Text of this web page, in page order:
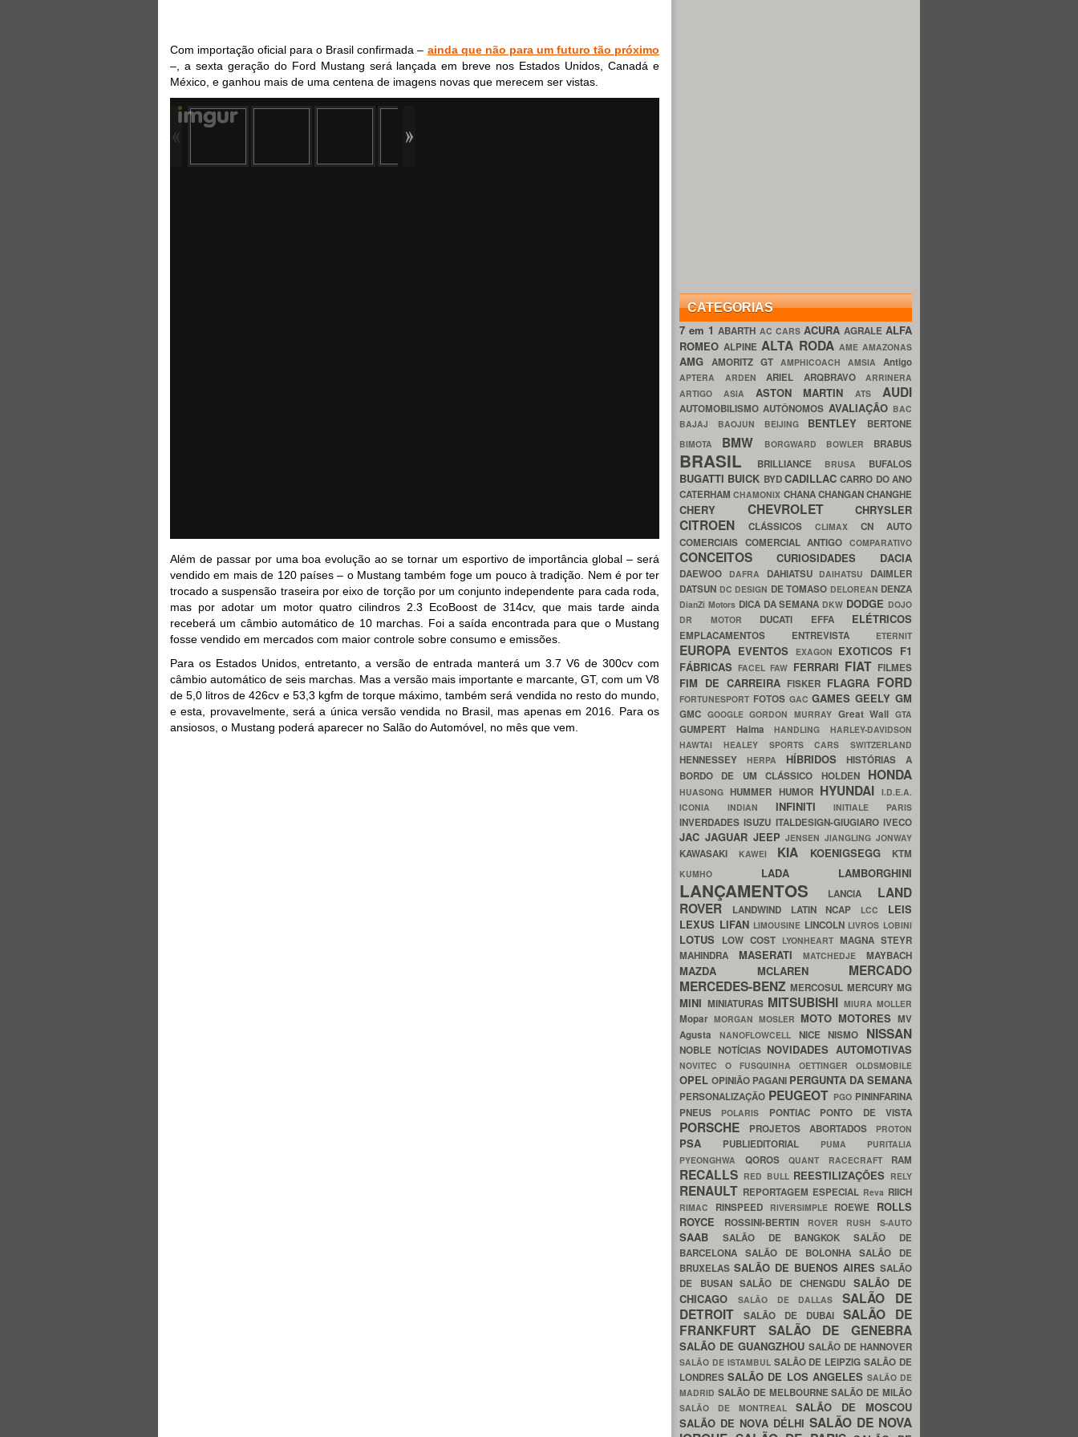
Com importação oficial para o Brasil confirmada – ainda que não para um futuro tão próximo
–, a sexta geração do Ford Mustang será lançada em breve nos Estados Unidos, Canadá e
México, e ganhou mais de uma centena de imagens novas que merecem ser vistas.
Além de passar por uma boa evolução ao se tornar um esportivo de importância global – será
vendido em mais de 120 países – o Mustang também foge um pouco à tradição. Nem é por ter
trocado a suspensão traseira por eixo de torção por um conjunto independente para cada roda,
mas por adotar um motor quatro cilindros 2.3 EcoBoost de 314cv, que mais tarde ainda
receberá um câmbio automático de 10 marchas. Foi a saída encontrada para que o Mustang
fosse vendido em mercados com maior controle sobre consumo e emissões.
Para os Estados Unidos, entretanto, a versão de entrada manterá um 3.7 V6 de 300cv com
câmbio automático de seis marchas. Mas a versão mais importante e marcante, GT, com um V8
de 5,0 litros de 426cv e 53,3 kgfm de torque máximo, também será vendida no resto do mundo,
e esta, provavelmente, será a única versão vendida no Brasil, mas apenas em 2016. Para os
ansiosos, o Mustang poderá aparecer no Salão do Automóvel, no mês que vem.
CATEGORIAS
7 em 1ABARTH AC CARS ACURA AGRALE ALFA
ROMEOALPINEALTA RODA AME AMAZONAS
AMG AMORITZ GT AMPHICOACH AMSIA Antigo
APTERA ARDEN ARIEL ARQBRAVO ARRINERA
ARTIGO ASIA ASTON MARTINATS AUDI
AUTOMOBILISMOAUTÔNOMOS AVALIAÇÃO BAC
BAJAJ BAOJUN BEIJING BENTLEY BERTONE
BIMOTA BMW BORGWARD BOWLER BRABUS
BRASIL BRILLIANCE BRUSA BUFALOS
BUGATTI BUICK BYDCADILLACCARRO DO ANO
CATERHAMCHAMONIX CHANACHANGANCHANGHE
CHERY CHEVROLET CHRYSLER
CITROEN CLÁSSICOS CLIMAX CN AUTO
COMERCIAIS COMERCIAL ANTIGOCOMPARATIVO
CONCEITOS CURIOSIDADES DACIA
DAEWOO DAFRA DAHIATSU DAIHATSU DAIMLER
DATSUN DC DESIGN DE TOMASO DELOREAN DENZA
DianZi Motors DICA DA SEMANA DKW DODGE DOJO
DR MOTOR DUCATI EFFA ELÉTRICOS
EMPLACAMENTOS ENTREVISTA ETERNIT
EUROPA EVENTOS EXAGON EXOTICOS F1
FÁBRICASFACELFAW FERRARI FIAT FILMES
FIM DE CARREIRA FISKER FLAGRA FORD
FORTUNESPORT FOTOS GACGAMESGEELYGM
GMC GOOGLEGORDON MURRAY Great WallGTA
GUMPERT HaimaHANDLINGHARLEY-DAVIDSON
HAWTAI HEALEY SPORTS CARS SWITZERLAND
HENNESSEY HERPA HÍBRIDOSHISTÓRIAS A
BORDO DE UM CLÁSSICO HOLDEN HONDA
HUASONGHUMMER HUMOR HYUNDAI I.D.E.A.
ICONIA INDIAN INFINITIINITIALE PARIS
INVERDADESISUZU ITALDESIGN-GIUGIAROIVECO
JAC JAGUAR JEEPJENSENJIANGLINGJONWAY
KAWASAKI KAWEI KIA KOENIGSEGG KTM
KUMHO LADA LAMBORGHINI
LANÇAMENTOS LANCIA LAND
ROVER
LANDWIND LATIN NCAP LCC LEIS
LEXUS LIFAN LIMOUSINE LINCOLN LIVROS LOBINI
LOTUS LOW COST LYONHEART MAGNA STEYR
MAHINDRA MASERATIMATCHEDJEMAYBACH
MAZDA MCLAREN MERCADO
MERCEDES-BENZMERCOSUL MERCURYMG
MINI MINIATURAS MITSUBISHI MIURA MOLLER
Mopar MORGAN MOSLER MOTO MOTORES MV
Agusta NANOFLOWCELL NICENISMO NISSAN
NOBLE NOTÍCIAS NOVIDADES AUTOMOTIVAS
NOVITEC O FUSQUINHA OETTINGER OLDSMOBILE
OPEL OPINIÃO PAGANI PERGUNTA DA SEMANA
PERSONALIZAÇÃO PEUGEOT PGO PININFARINA
PNEUS
POLARIS PONTIAC PONTO DE VISTA
PORSCHE PROJETOS ABORTADOS PROTON
PSA PUBLIEDITORIAL PUMA PURITALIA
PYEONGHWA QOROS QUANT RACECRAFT RAM
RECALLS RED BULL REESTILIZAÇÕES RELY
RENAULT REPORTAGEM ESPECIAL Reva RIICH
RIMAC RINSPEED RIVERSIMPLE ROEWE ROLLS
ROYCE
ROSSINI-BERTIN ROVER RUSH S-AUTO
SAAB SALÃO DE BANGKOKSALÃO DE
BARCELONA SALÃO DE BOLONHASALÃO DE
BRUXELAS SALÃO DE BUENOS AIRES SALÃO
DE BUSAN SALÃO DE CHENGDU SALÃO DE
CHICAGO
SALÃO DE DALLASSALÃO DE
DETROIT
SALÃO DE DUBAI SALÃO DE
FRANKFURT SALÃO DE GENEBRA
SALÃO DE GUANGZHOU SALÃO DE HANNOVER
SALÃO DE ISTAMBUL SALÃO DE LEIPZIGSALÃO DE
LONDRESSALÃO DE LOS ANGELES SALÃO DE
MADRID SALÃO DE MELBOURNESALÃO DE MILÃO
SALÃO DE MONTREAL SALÃO DE MOSCOU
SALÃO DE NOVA DÉLHI SALÃO DE NOVA